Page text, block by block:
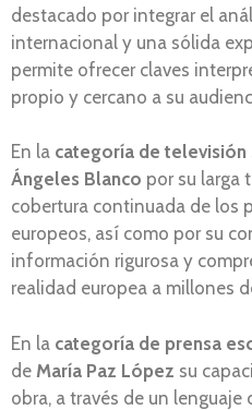
destacado por integrar el
internacional y una sólida
permite ofrecer claves
propio y cercano a su
En la categoría de televisión
Ángeles Blanco por su larga
cobertura continuada de los
europeos, así como por su
información rigurosa y
realidad europea a millones
En la categoría de prensa
de María Paz López su
obra, a través de un lenguaje